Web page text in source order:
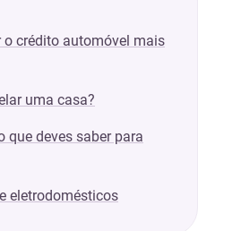
o crédito automóvel mais
uma casa?
que deves saber para
eletrodomésticos